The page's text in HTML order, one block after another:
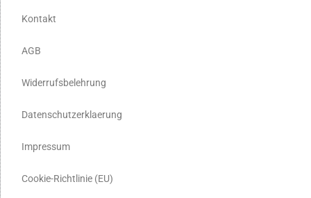
Kontakt
AGB
Widerrufsbelehrung
Datenschutzerklaerung
Impressum
Cookie-Richtlinie (EU)